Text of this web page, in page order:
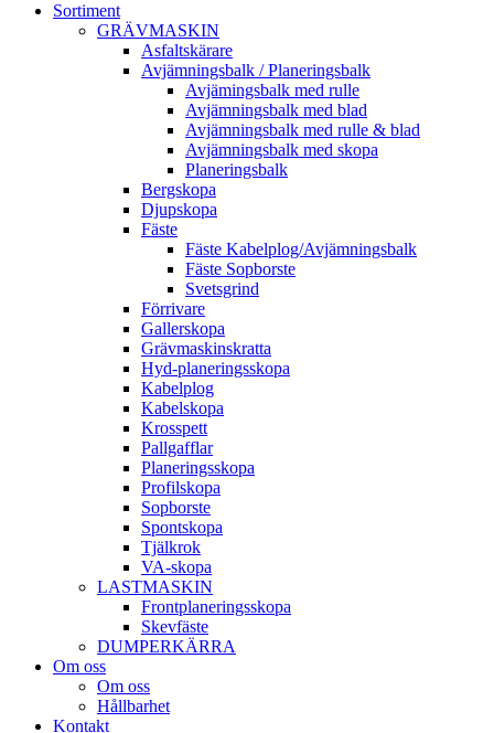
Sortiment
GRÄV­MASKIN
Asfalt­skärare
Avjämnings­balk / Planeringsbalk
Avjämingsbalk med rulle
Avjämningsbalk med blad
Avjämningsbalk med rulle & blad
Avjämningsbalk med skopa
Planerings­balk
Berg­skopa
Djup­skopa
Fäste
Fäste Kabel­­plog/­Avjämnings­­balk
Fäste Sop­borste
Svets­grind
Förrivare
Galler­skopa
Gräv­maskins­kratta
Hyd­-planerings­skopa
Kabel­plog
Kabel­skopa
Kros­spett
Pallgafflar
Planerings­skopa
Profil­skopa
Sop­borste
Spont­skopa
Tjäl­krok
VA­-skopa
LAST­MASKIN
Front­planerings­skopa
Skev­fäste
DUMPER­KÄRRA
Om oss
Om oss
Hållbarhet
Kontakt